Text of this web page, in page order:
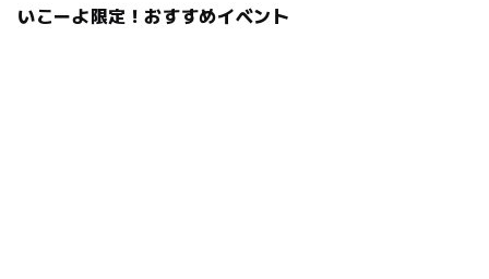
いこーよ限定！おすすめイベント